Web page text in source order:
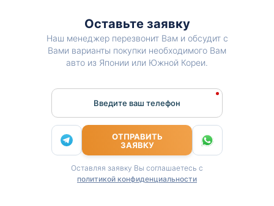
Оставьте заявку
Наш менеджер перезвонит Вам и обсудит с
Вами варианты покупки необходимого Вам
авто из Японии или Южной Кореи.
Введите ваш телефон
ОТПРАВИТЬ
ЗАЯВКУ
Оставляя заявку Вы соглашаетесь с
политикой конфиденциальности